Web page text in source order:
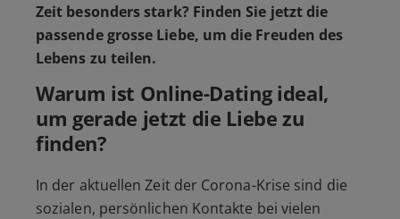
Zeit besonders stark? Finden Sie jetzt die
passende grosse Liebe, um die Freuden des
Lebens zu teilen.
Warum ist Online-Dating ideal,
um gerade jetzt die Liebe zu
finden?
In der aktuellen Zeit der Corona-Krise sind die
sozialen, persönlichen Kontakte bei vielen